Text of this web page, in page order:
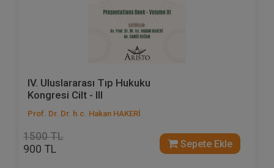
IV. Uluslararası Tıp Hukuku
Kongresi Cilt - III
Prof. Dr. Dr. h.c. Hakan HAKERİ
1500 TL
900 TL Sepete Ekle